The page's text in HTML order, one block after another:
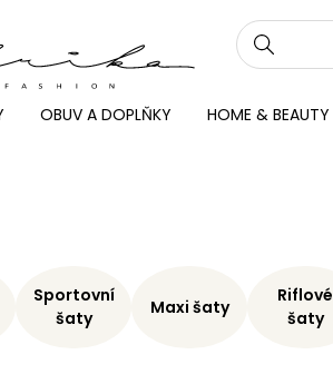
OBUV A DOPLŇKY HOME & BEAUTY
Sportovní
šaty
Maxi šaty
Riflové
šaty